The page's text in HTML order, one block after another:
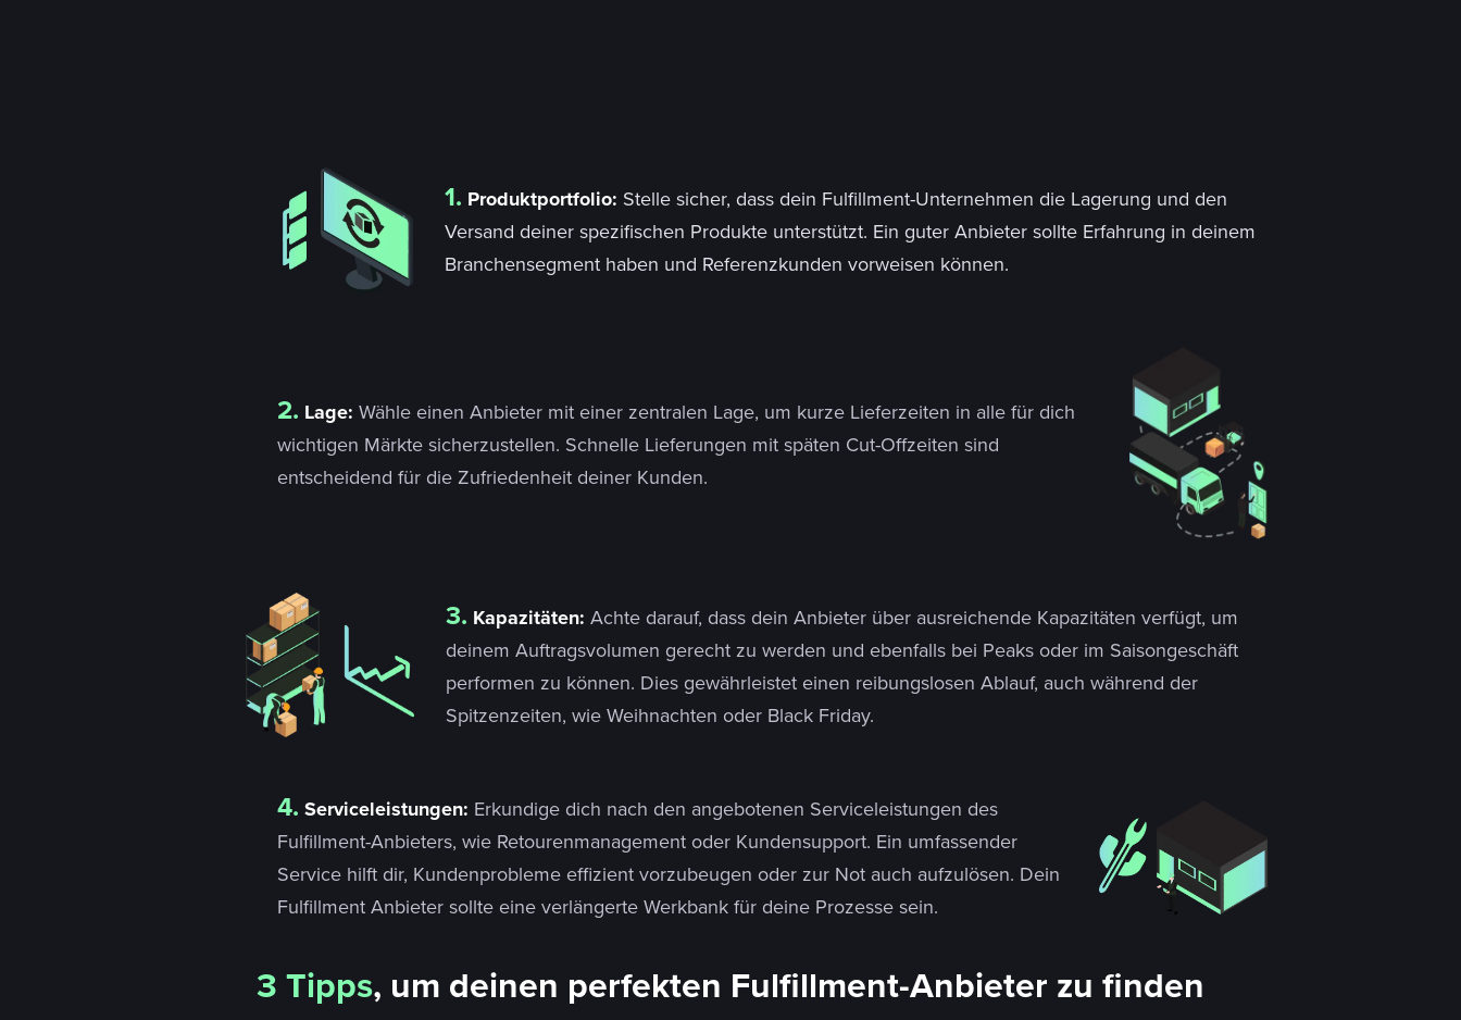
1. Produktportfolio: Stelle sicher, dass dein Fulfillment-Unternehmen die Lagerung und den
Versand deiner spezifischen Produkte unterstützt. Ein guter Anbieter sollte Erfahrung in deinem
Branchensegment haben und Referenzkunden vorweisen können.
2. Lage: Wähle einen Anbieter mit einer zentralen Lage, um kurze Lieferzeiten in alle für dich
wichtigen Märkte sicherzustellen. Schnelle Lieferungen mit späten Cut-Offzeiten sind
entscheidend für die Zufriedenheit deiner Kunden.
3. Kapazitäten: Achte darauf, dass dein Anbieter über ausreichende Kapazitäten verfügt, um
deinem Auftragsvolumen gerecht zu werden und ebenfalls bei Peaks oder im Saisongeschäft
performen zu können. Dies gewährleistet einen reibungslosen Ablauf, auch während der
Spitzenzeiten, wie Weihnachten oder Black Friday.
4. Serviceleistungen: Erkundige dich nach den angebotenen Serviceleistungen des
Fulfillment-Anbieters, wie Retourenmanagement oder Kundensupport. Ein umfassender
Service hilft dir, Kundenprobleme effizient vorzubeugen oder zur Not auch aufzulösen. Dein
Fulfillment Anbieter sollte eine verlängerte Werkbank für deine Prozesse sein.
3 Tipps, um deinen perfekten Fulfillment-Anbieter zu finden